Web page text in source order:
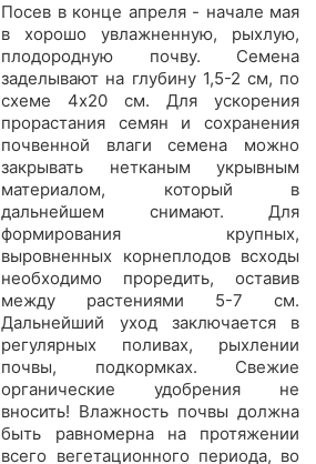
Посев в конце апреля - начале мая
в хорошо увлажненную, рыхлую,
плодородную почву. Семена
заделывают на глубину 1,5-2 см, по
схеме 4x20 см. Для ускорения
прорастания семян и сохранения
почвенной влаги семена можно
закрывать нетканым укрывным
материалом, который в
дальнейшем снимают. Для
формирования крупных,
выровненных корнеплодов всходы
необходимо проредить, оставив
между растениями 5-7 см.
Дальнейший уход заключается в
регулярных поливах, рыхлении
почвы, подкормках. Свежие
органические удобрения не
вносить! Влажность почвы должна
быть равномерна на протяжении
всего вегетационного периода, во